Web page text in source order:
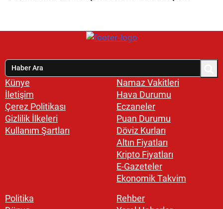
Künye
İletişim
Çerez Politikası
Gizlilik İlkeleri
Kullanım Şartları
Namaz Vakitleri
Hava Durumu
Eczaneler
Puan Durumu
Döviz Kurları
Altın Fiyatları
Kripto Fiyatları
E-Gazeteler
Ekonomik Takvim
Politika
Rehber